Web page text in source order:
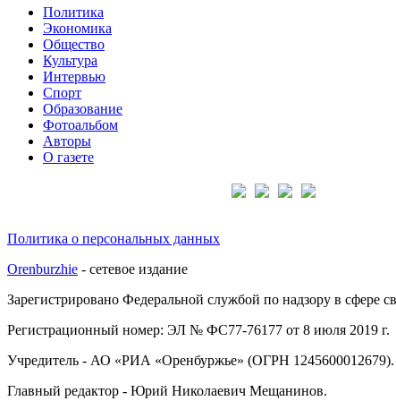
Политика
Экономика
Общество
Культура
Интервью
Спорт
Образование
Фотоальбом
Авторы
О газете
Политика о персональных данных
Orenburzhie - сетевое издание
Зарегистрировано Федеральной службой по надзору в
Регистрационный номер: ЭЛ № ФС77-76177 от 8 июля 2019 г.
Учредитель - АО «РИА «Оренбуржье» (ОГРН 1245600012679).
Главный редактор - Юрий Николаевич Мещанинов.